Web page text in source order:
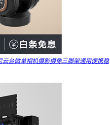
云台微单相机摄影摄像三脚架通用便携稳